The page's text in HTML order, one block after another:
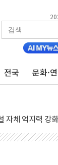
전국 문화·
600 지수는